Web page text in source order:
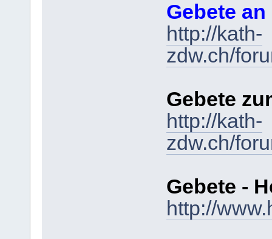
Gebete
http://kath-
zdw.ch/
Gebete
http://kath-
zdw.ch/
Gebete -
http://